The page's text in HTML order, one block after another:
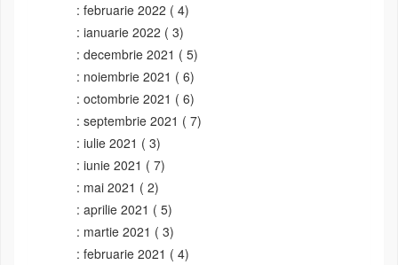
februarie 2022 ( 4)
ianuarie 2022 ( 3)
decembrie 2021 ( 5)
noiembrie 2021 ( 6)
octombrie 2021 ( 6)
septembrie 2021 ( 7)
iulie 2021 ( 3)
iunie 2021 ( 7)
mai 2021 ( 2)
aprilie 2021 ( 5)
martie 2021 ( 3)
februarie 2021 ( 4)